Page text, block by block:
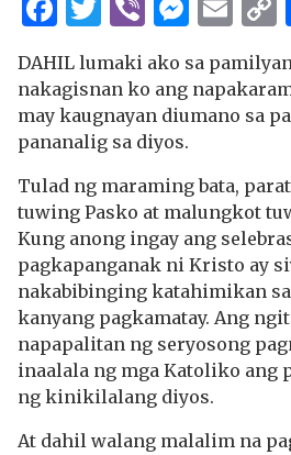
Facebook
Twitter
Viber
DAHIL lumaki ako sa
nakagisnan ko ang
may kaugnayan diumano sa
pananalig sa diyos.
Tulad ng maraming bata,
tuwing Pasko at malungkot
Kung anong ingay ang
pagkapanganak ni Kristo ay
nakabibinging katahimikan
kanyang pagkamatay. Ang
napapalitan ng seryosong
inaalala ng mga Katoliko ang
ng kinikilalang diyos.
At dahil walang malalim na